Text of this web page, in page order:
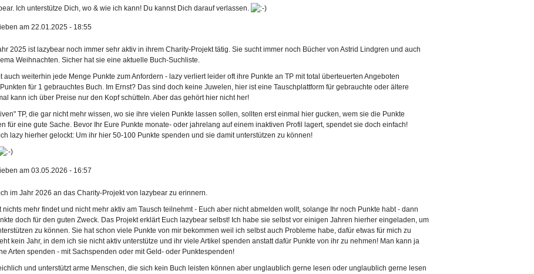
Ich unterstütze Dich, wo & wie ich kann! Du kannst Dich darauf verlassen.
am 22.01.2025 - 18:55
2025 ist lazybear noch immer sehr aktiv in ihrem Charity-Projekt tätig. Sie sucht immer noch Bücher von Astrid Lindgren und auch
Weihnachten. Sicher hat sie eine aktuelle Buch-Suchliste.
auch weiterhin jede Menge Punkte zum Anfordern - lazy verliert leider oft ihre Punkte an TP mit total überteuerten Angeboten
für 1 gebrauchtes Buch. Im Ernst? Das sind doch keine Juwelen, hier ist eine Tauschplattform für gebrauchte oder ältere
kann ich über Preise nur den Kopf schütteln. Aber das gehört hier nicht her!
TP, die gar nicht mehr wissen, wo sie ihre vielen Punkte lassen sollen, sollten erst einmal hier gucken, wem sie die Punkte
für eine gute Sache. Bevor Ihr Eure Punkte monate- oder jahrelang auf einem inaktiven Profil lagert, spendet sie doch einfach!
lazy hierher gelockt: Um ihr hier 50-100 Punkte spenden und sie damit unterstützen zu können!
am 03.05.2026 - 16:57
im Jahr 2026 an das Charity-Projekt von lazybear zu erinnern.
nichts mehr findet und nicht mehr aktiv am Tausch teilnehmt - Euch aber nicht abmelden wollt, solange Ihr noch Punkte habt - dann
doch für den guten Zweck. Das Projekt erklärt Euch lazybear selbst! Ich habe sie selbst vor einigen Jahren hierher eingeladen, um
zu können. Sie hat schon viele Punkte von mir bekommen weil ich selbst auch Probleme habe, dafür etwas für mich zu
kein Jahr, in dem ich sie nicht aktiv unterstütze und ihr viele Artikel spenden anstatt dafür Punkte von ihr zu nehmen! Man kann ja
Arten spenden - mit Sachspenden oder mit Geld- oder Punktespenden!
und unterstützt arme Menschen, die sich kein Buch leisten können aber unglaublich gerne lesen oder unglaublich gerne lesen